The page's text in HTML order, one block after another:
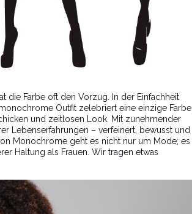
die Farbe oft den Vorzug. In der Einfachheit
Outfit zelebriert eine einzige Farbe,
und zeitlosen Look. Mit zunehmender
Lebenserfahrungen – verfeinert, bewusst und
Monochrome geht es nicht nur um Mode; es
Haltung als Frauen. Wir tragen etwas